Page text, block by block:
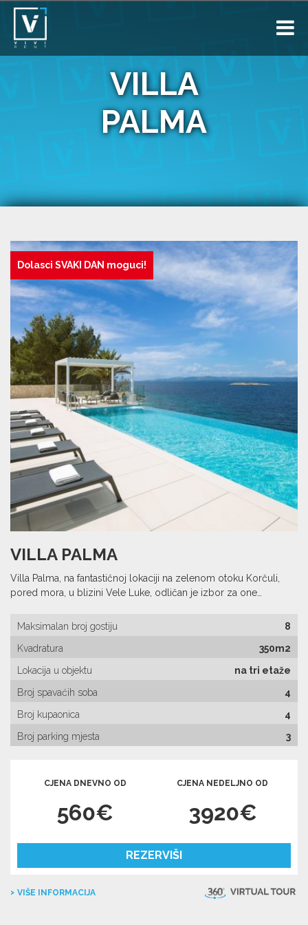
VILLA
PALMA
Dolasci SVAKI DAN moguci!
VILLA PALMA
Villa Palma, na fantastičnoj lokaciji na zelenom otoku Korčuli,
pored mora, u blizini Vele Luke, odličan je izbor za one…
Maksimalan broj gostiju
8
Kvadratura
350m2
Lokacija u objektu
na tri etaže
Broj spavaćih soba
4
Broj kupaonica
4
Broj parking mjesta
3
CJENA DNEVNO OD
560€
CJENA NEDELJNO OD
3920€
REZERVIŠI
VIŠE INFORMACIJA